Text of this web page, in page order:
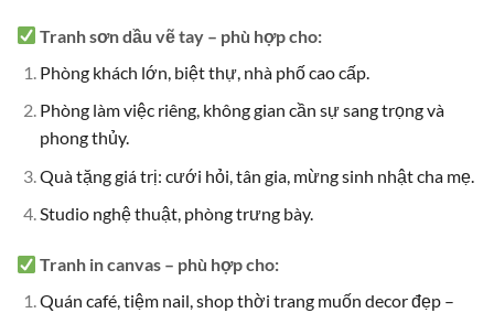
Tranh sơn dầu vẽ tay – phù hợp cho:
Phòng khách lớn, biệt thự, nhà phố cao cấp.
Phòng làm việc riêng, không gian cần sự sang trọng và
phong thủy.
Quà tặng giá trị: cưới hỏi, tân gia, mừng sinh nhật cha mẹ.
Studio nghệ thuật, phòng trưng bày.
Tranh in canvas – phù hợp cho:
Quán café, tiệm nail, shop thời trang muốn decor đẹp –